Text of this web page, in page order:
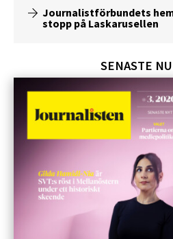
Journalistförbundets
stopp på Laskarusellen
SENASTE